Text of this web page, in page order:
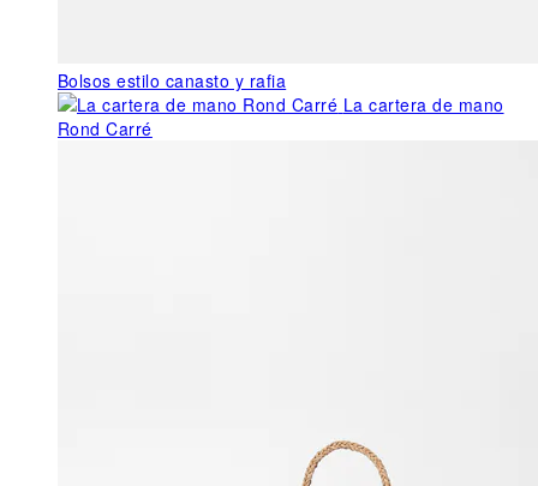
Bolsos estilo canasto y rafia
La cartera de mano
Rond Carré